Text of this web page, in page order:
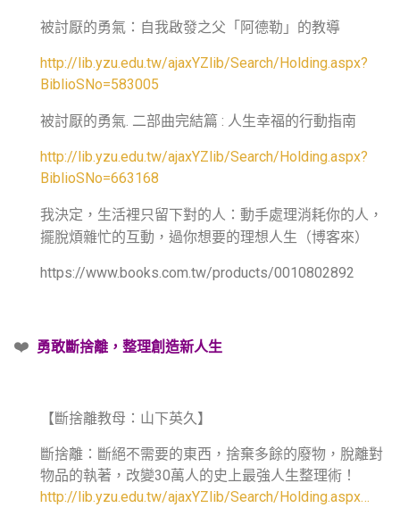
被討厭的勇氣：自我啟發之父「阿德勒」的教導
http://lib.yzu.edu.tw/ajaxYZlib/Search/Holding.aspx?
BiblioSNo=583005
被討厭的勇氣. 二部曲完結篇 : 人生幸福的行動指南
http://lib.yzu.edu.tw/ajaxYZlib/Search/Holding.aspx?
BiblioSNo=663168
我決定，生活裡只留下對的人：動手處理消耗你的人，
擺脫煩雜忙的互動，過你想要的理想人生（博客來）
https://www.books.com.tw/products/0010802892
❤️ 勇敢斷捨離，整理創造新人生
【斷捨離教母：山下英久】
斷捨離：斷絕不需要的東西，捨棄多餘的廢物，脫離對
物品的執著，改變30萬人的史上最強人生整理術！
http://lib.yzu.edu.tw/ajaxYZlib/Search/Holding.aspx…